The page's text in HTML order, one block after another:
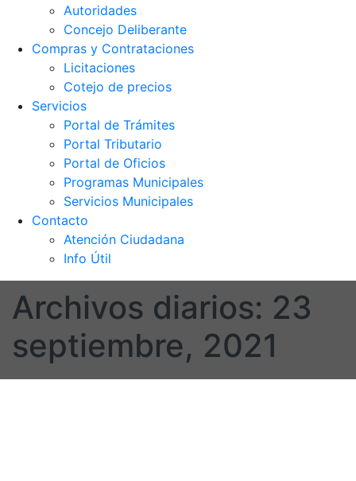
Autoridades
Concejo Deliberante
Compras y Contrataciones
Licitaciones
Cotejo de precios
Servicios
Portal de Trámites
Portal Tributario
Portal de Oficios
Programas Municipales
Servicios Municipales
Contacto
Atención Ciudadana
Info Útil
Archivos diarios: 23
septiembre, 2021